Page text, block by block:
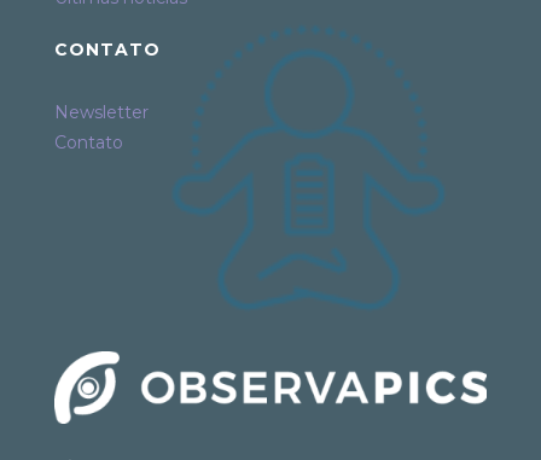
CONTATO
Newsletter
Contato